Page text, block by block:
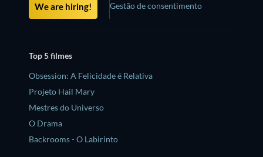
We are hiring!
Gestão de consentimento
Top 5 filmes
Obsession: A Felicidade é Relativa
Projeto Hail Mary
Mestres do Universo
O Drama
Backrooms - O Labirinto